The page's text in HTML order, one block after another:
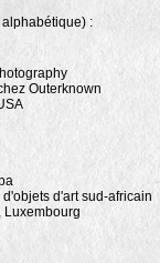
alphabétique) :
Outerknown
d'art sud-africain
Luxembourg